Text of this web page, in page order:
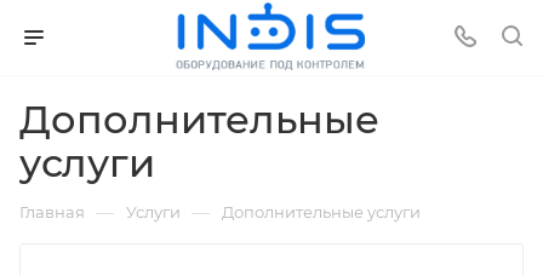
Дополнительные
услуги
Главная — Услуги — Дополнительные услуги